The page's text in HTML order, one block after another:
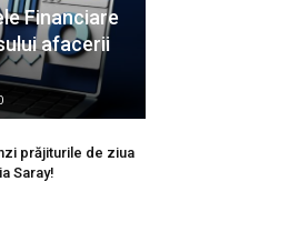
Financiare
afacerii
prăjiturile de ziua
Saray!